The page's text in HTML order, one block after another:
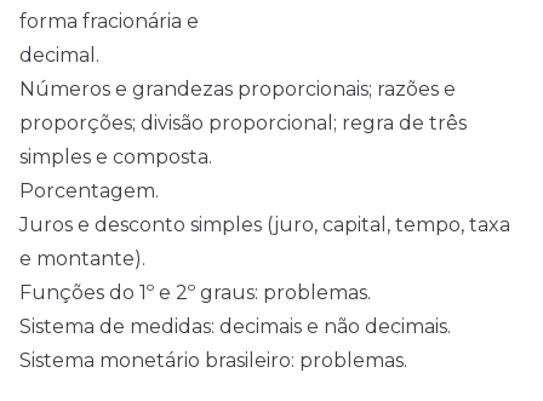
forma fracionária e
decimal.
Números e grandezas proporcionais; razões e
proporções; divisão proporcional; regra de três
simples e composta.
Porcentagem.
Juros e desconto simples (juro, capital, tempo, taxa
e montante).
Funções do 1º e 2º graus: problemas.
Sistema de medidas: decimais e não decimais.
Sistema monetário brasileiro: problemas.